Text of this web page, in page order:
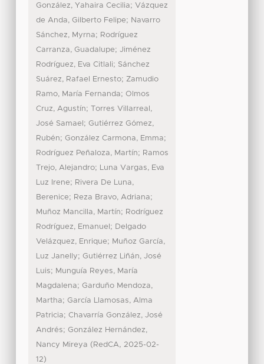
González, Yahaira Cecilia; Vázquez
de Anda, Gilberto Felipe; Navarro
Sánchez, Myrna; Rodríguez
Carranza, Guadalupe; Jiménez
Rodríguez, Eva Citlali; Sánchez
Suárez, Rafael Ernesto; Zamudio
Ramo, María Fernanda; Olmos
Cruz, Agustín; Torres Villarreal,
José Samael ; Gutiérrez Gómez,
Rubén; González Carmona, Emma;
Rodríguez Peñaloza, Martín; Ramos
Trejo, Alejandro; Luna Vargas, Eva
Luz Irene; Rivera De Luna,
Berenice; Reza Bravo, Adriana;
Muñoz Mancilla, Martín; Rodríguez
Rodríguez, Emanuel ; Delgado
Velázquez, Enrique; Muñoz García,
Luz Janelly; Gutiérrez Liñán, José
Luis; Munguía Reyes, María
Magdalena; Garduño Mendoza,
Martha; García Llamosas, Alma
Patricia; Chavarría González, José
Andrés; González Hernández,
Nancy Mireya ( RedCA, 2025-02-
12)